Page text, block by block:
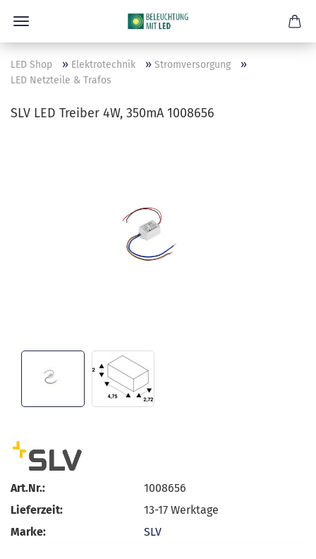
LED Shop » Elektrotechnik » Stromversorgung »
LED Netzteile & Trafos
SLV LED Treiber 4W, 350mA 1008656
Art.Nr.:
1008656
Lieferzeit:
13-17 Werktage
Marke:
SLV